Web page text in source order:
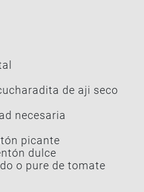
de aji seco
necesaria
picante
dulce
o pure de tomate